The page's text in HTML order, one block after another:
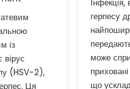
із
(HSV-2),
Ця
Інфекція,
герпесу
може
що